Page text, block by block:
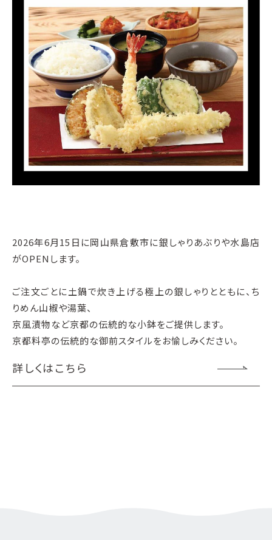
2026年6月15日に岡山県倉敷市に銀しゃりあぶりや水島店
がOPENします。
ご注文ごとに土鍋で炊き上げる極上の銀しゃりとともに、ち
りめん山椒や湯葉、
京風漬物など京都の伝統的な小鉢をご提供します。
京都料亭の伝統的な御前スタイルをお愉しみください。
詳しくはこちら